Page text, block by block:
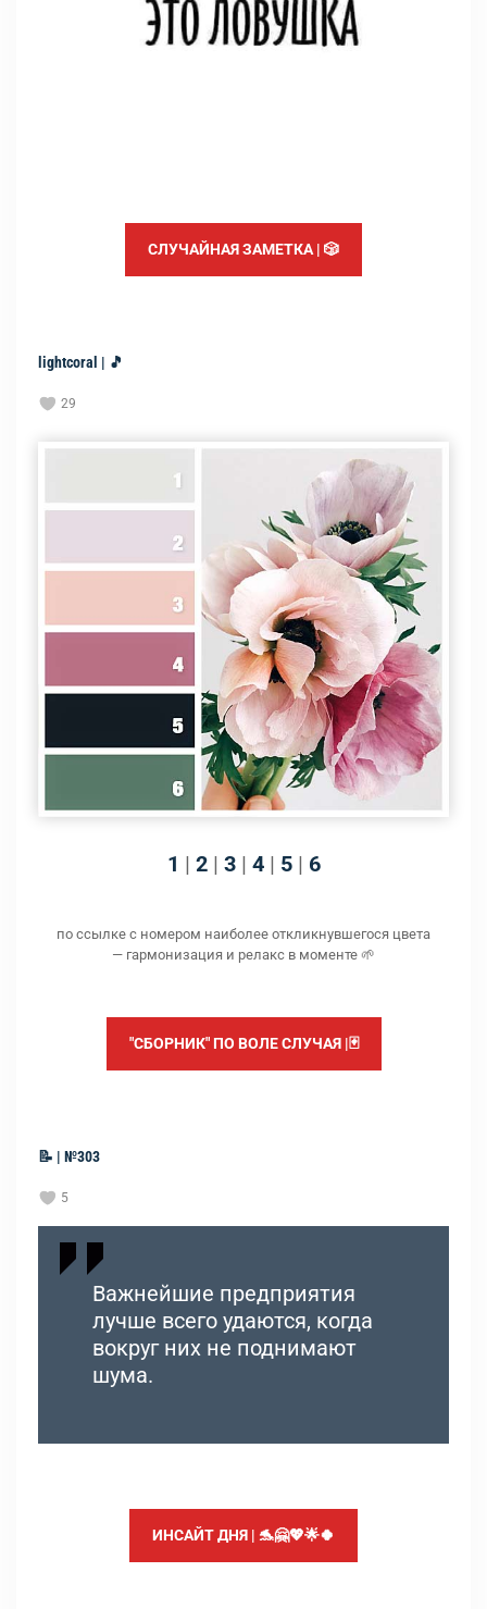
СЛУЧАЙНАЯ ЗАМЕТКА | 🎲
lightcoral | 🎵
29
1 | 2 | 3 | 4 | 5 | 6
по ссылке с номером наиболее откликнувшегося цвета
— гармонизация и релакс в моменте 🌱
"СБОРНИК" ПО ВОЛЕ СЛУЧАЯ |🃏
📝 | №303
5
Важнейшие предприятия
лучше всего удаются, когда
вокруг них не поднимают
шума.
ИНСАЙТ ДНЯ | 🐬🤗💖🌟🍀